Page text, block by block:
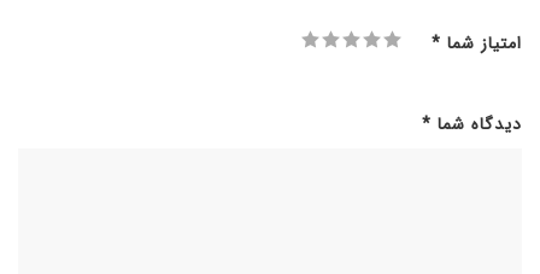
امتیاز شما *
دیدگاه شما *